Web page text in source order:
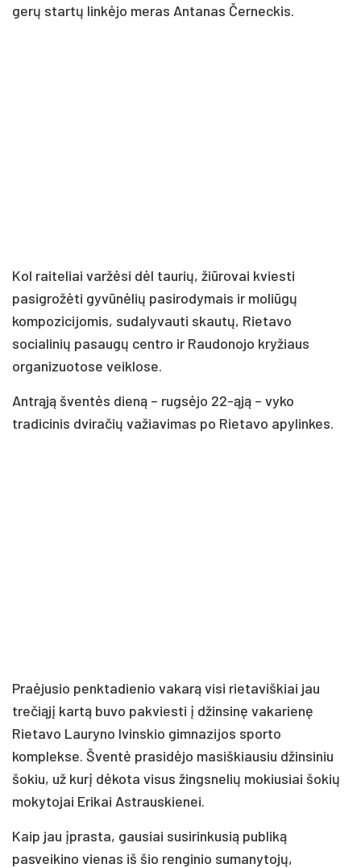
gerų startų linkėjo meras Antanas Černeckis.
Kol raiteliai varžėsi dėl taurių, žiūrovai kviesti
pasigrožėti gyvūnėlių pasirodymais ir moliūgų
kompozicijomis, sudalyvauti skautų, Rietavo
socialinių pasaugų centro ir Raudonojo kryžiaus
organizuotose veiklose.
Antrąją šventės dieną – rugsėjo 22-ąją – vyko
tradicinis dviračių važiavimas po Rietavo apylinkes.
Praėjusio penktadienio vakarą visi rietaviškiai jau
trečiąjį kartą buvo pakviesti į džinsinę vakarienę
Rietavo Lauryno Ivinskio gimnazijos sporto
komplekse. Šventė prasidėjo masiškiausiu džinsiniu
šokiu, už kurį dėkota visus žingsnelių mokiusiai šokių
mokytojai Erikai Astrauskienei.
Kaip jau įprasta, gausiai susirinkusią publiką
pasveikino vienas iš šio renginio sumanytojų,